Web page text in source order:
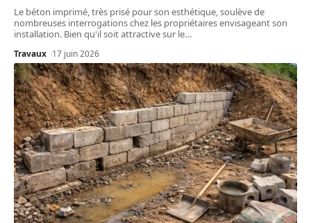
Le béton imprimé, très prisé pour son esthétique, soulève de
nombreuses interrogations chez les propriétaires envisageant son
installation. Bien qu'il soit attractive sur le…
Travaux 17 juin 2026